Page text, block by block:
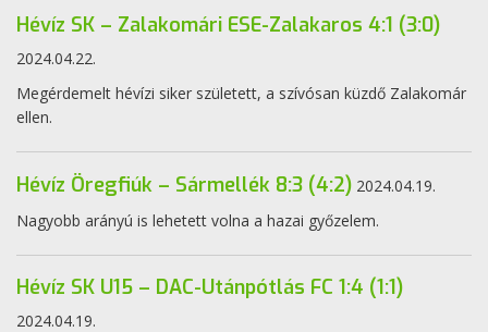
Hévíz SK – Zalakomári ESE-Zalakaros 4:1 (3:0)
2024.04.22.
Megérdemelt hévízi siker született, a szívósan küzdő Zalakomár
ellen.
Hévíz Öregfiúk – Sármellék 8:3 (4:2) 2024.04.19.
Nagyobb arányú is lehetett volna a hazai győzelem.
Hévíz SK U15 – DAC-Utánpótlás FC 1:4 (1:1)
2024.04.19.